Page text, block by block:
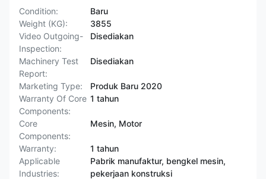
Condition:
Baru
Weight (KG):
3855
Video Outgoing-
Inspection:
Disediakan
Machinery Test
Report:
Disediakan
Marketing Type:
Produk Baru 2020
Warranty Of Core
Components:
1 tahun
Core
Components:
Mesin, Motor
Warranty:
1 tahun
Applicable
Industries:
Pabrik manufaktur, bengkel mesin,
pekerjaan konstruksi